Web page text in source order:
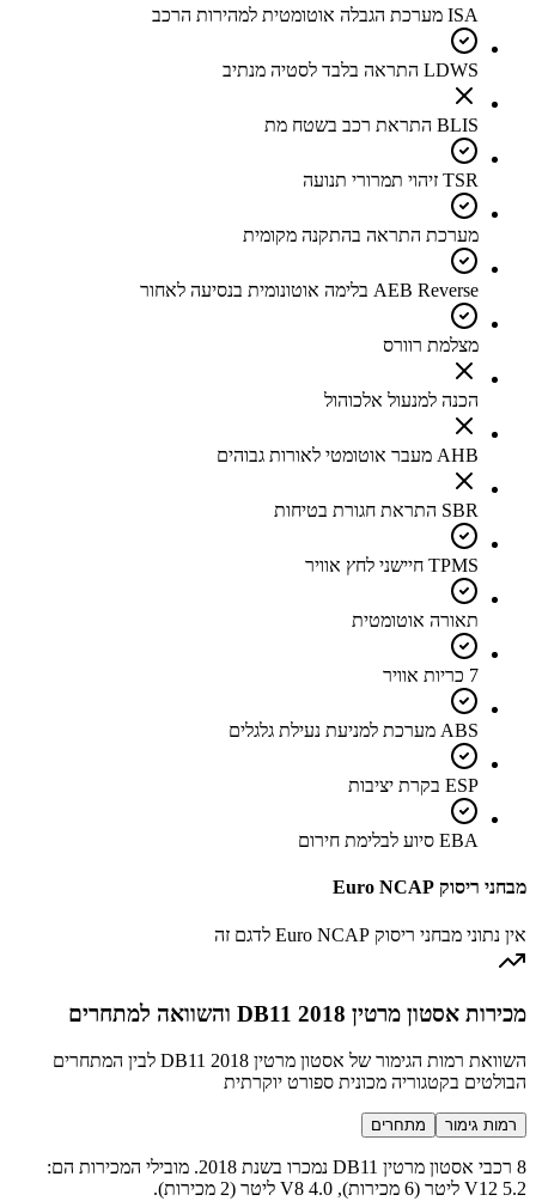
ISA מערכת הגבלה אוטומטית למהירות הרכב
LDWS התראה בלבד לסטיה מנתיב
BLIS התראת רכב בשטח מת
TSR זיהוי תמרורי תנועה
מערכת התראה בהתקנה מקומית
AEB Reverse בלימה אוטונומית בנסיעה לאחור
מצלמת רוורס
הכנה למנעול אלכוהול
AHB מעבר אוטומטי לאורות גבוהים
SBR התראת חגורת בטיחות
TPMS חיישני לחץ אוויר
תאורה אוטומטית
7 כריות אוויר
ABS מערכת למניעת נעילת גלגלים
ESP בקרת יציבות
EBA סיוע לבלימת חירום
מבחני ריסוק Euro NCAP
אין נתוני מבחני ריסוק Euro NCAP לדגם זה
מכירות אסטון מרטין DB11 2018 והשוואה למתחרים
השוואת רמות הגימור של אסטון מרטין DB11 2018 לבין המתחרים
הבולטים בקטגוריה מכונית ספורט יוקרתית
רמות גימור מתחרים
8 רכבי אסטון מרטין DB11 נמכרו בשנת 2018. מובילי המכירות הם:
V12 5.2 ליטר (6 מכירות), V8 4.0 ליטר (2 מכירות).